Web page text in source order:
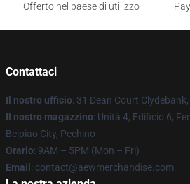
Offerto nel paese di utilizzo
Contattaci
Il nostro ufficio: 31 Dean Court
Il nostro magazzino: Unità 4, Edificio 6,
Beipiao City, Pechino
Orario: 9AM – 5PM (Mon – Fri)
Email : contact@aewmerchandise.com